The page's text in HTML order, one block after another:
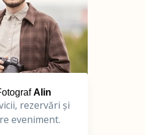
Alin
rezervări și
eveniment.